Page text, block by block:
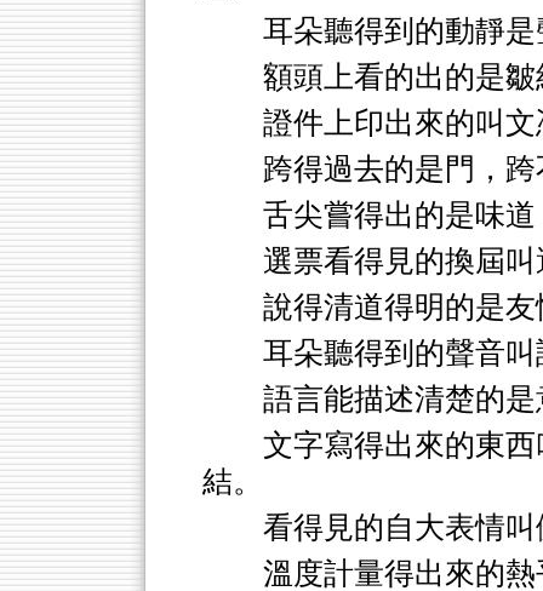
耳朵聽得到的動靜
額頭上看的出的是
證件上印出來的叫
跨得過去的是門，
舌尖嘗得出的是味
選票看得見的換屆
說得清道得明的是
耳朵聽得到的聲音
語言能描述清楚的
文字寫得出來的東
結。
看得見的自大表情
溫度計量得出來的